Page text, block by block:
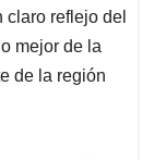
claro reflejo del
mejor de la
de la región